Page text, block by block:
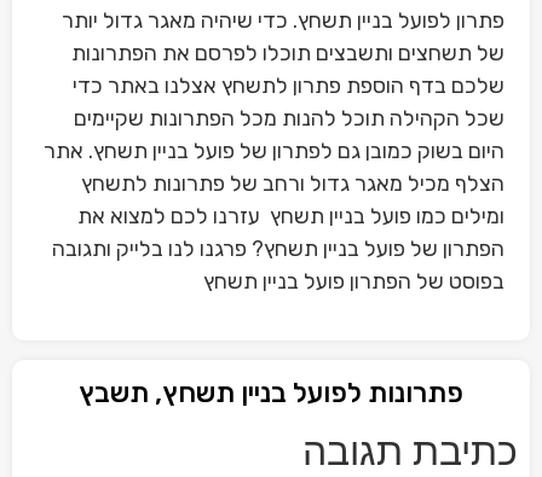
פתרון לפועל בניין תשחץ. כדי שיהיה מאגר גדול יותר
של תשחצים ותשבצים תוכלו לפרסם את הפתרונות
שלכם בדף הוספת פתרון לתשחץ אצלנו באתר כדי
שכל הקהילה תוכל להנות מכל הפתרונות שקיימים
היום בשוק כמובן גם לפתרון של פועל בניין תשחץ. אתר
הצלף מכיל מאגר גדול ורחב של פתרונות לתשחץ
ומילים כמו פועל בניין תשחץ עזרנו לכם למצוא את
הפתרון של פועל בניין תשחץ? פרגנו לנו בלייק ותגובה
בפוסט של הפתרון פועל בניין תשחץ
פתרונות לפועל בניין תשחץ, תשבץ
כתיבת תגובה